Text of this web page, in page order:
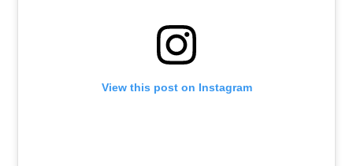
View this post on Instagram